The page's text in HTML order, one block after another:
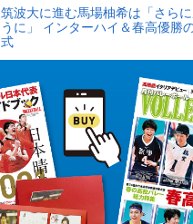
筑波大に進む馬場柚希は「さら
うに」 インターハイ＆春高優勝
式